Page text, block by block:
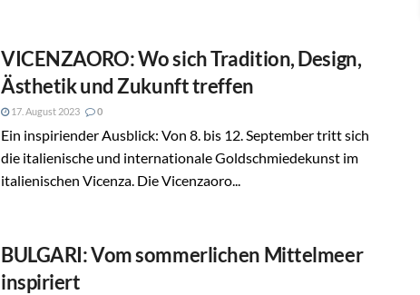
VICENZAORO: Wo sich Tradition, Design,
Ästhetik und Zukunft treffen
17. August 2023 0
Ein inspiriender Ausblick: Von 8. bis 12. September tritt sich
die italienische und internationale Goldschmiedekunst im
italienischen Vicenza. Die Vicenzaoro...
BULGARI: Vom sommerlichen Mittelmeer
inspiriert